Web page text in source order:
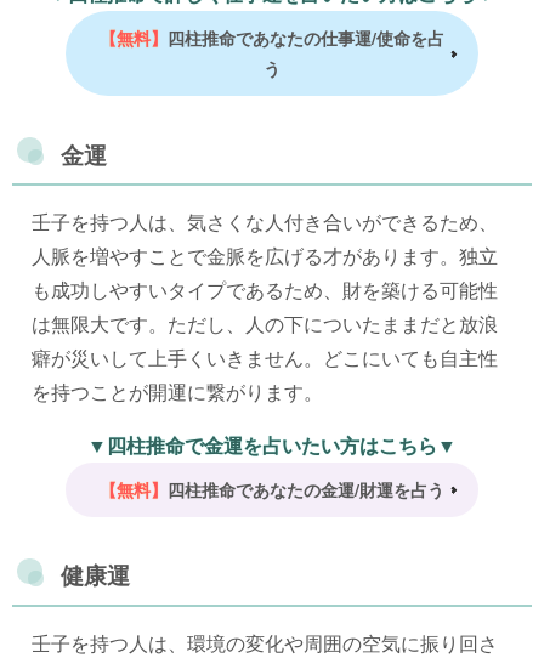
【無料】 四柱推命であなたの仕事運/使命を占
う
金運
壬子を持つ人は、気さくな人付き合いができるため、
人脈を増やすことで金脈を広げる才があります。独立
も成功しやすいタイプであるため、財を築ける可能性
は無限大です。ただし、人の下についたままだと放浪
癖が災いして上手くいきません。どこにいても自主性
を持つことが開運に繋がります。
▼四柱推命で金運を占いたい方はこちら▼
【無料】 四柱推命であなたの金運/財運を占う
健康運
壬子を持つ人は、環境の変化や周囲の空気に振り回さ